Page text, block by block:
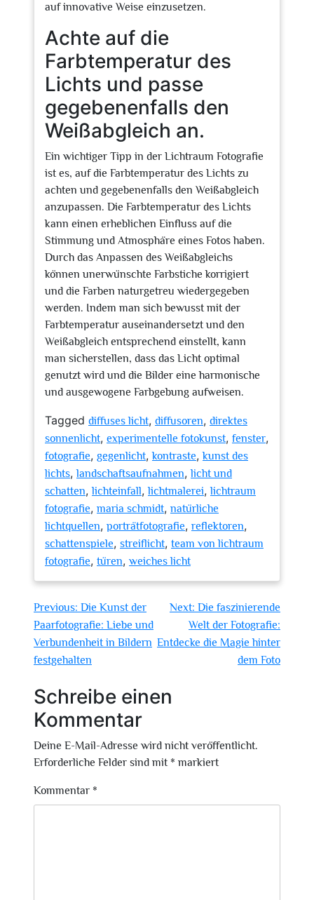
auf innovative Weise einzusetzen.
Achte auf die
Farbtemperatur des
Lichts und passe
gegebenenfalls den
Weißabgleich an.
Ein wichtiger Tipp in der Lichtraum Fotografie
ist es, auf die Farbtemperatur des Lichts zu
achten und gegebenenfalls den Weißabgleich
anzupassen. Die Farbtemperatur des Lichts
kann einen erheblichen Einfluss auf die
Stimmung und Atmosphäre eines Fotos haben.
Durch das Anpassen des Weißabgleichs
können unerwünschte Farbstiche korrigiert
und die Farben naturgetreu wiedergegeben
werden. Indem man sich bewusst mit der
Farbtemperatur auseinandersetzt und den
Weißabgleich entsprechend einstellt, kann
man sicherstellen, dass das Licht optimal
genutzt wird und die Bilder eine harmonische
und ausgewogene Farbgebung aufweisen.
Tagged diffuses licht, diffusoren, direktes
sonnenlicht, experimentelle fotokunst, fenster,
fotografie, gegenlicht,kontraste,kunst des
lichts,landschaftsaufnahmen,licht und
schatten,lichteinfall,lichtmalerei,lichtraum
fotografie, maria schmidt, natürliche
lichtquellen, porträtfotografie, reflektoren,
schattenspiele, streiflicht, team von lichtraum
fotografie, türen, weiches licht
Beitragsnavigation
Previous: Die Kunst der
Paarfotografie: Liebe und
Verbundenheit in Bildern
festgehalten
Next: Die faszinierende
Welt der Fotografie:
Entdecke die Magie hinter
dem Foto
Schreibe einen
Kommentar
Deine E-Mail-Adresse wird nicht veröffentlicht.
Erforderliche Felder sind mit * markiert
Kommentar *